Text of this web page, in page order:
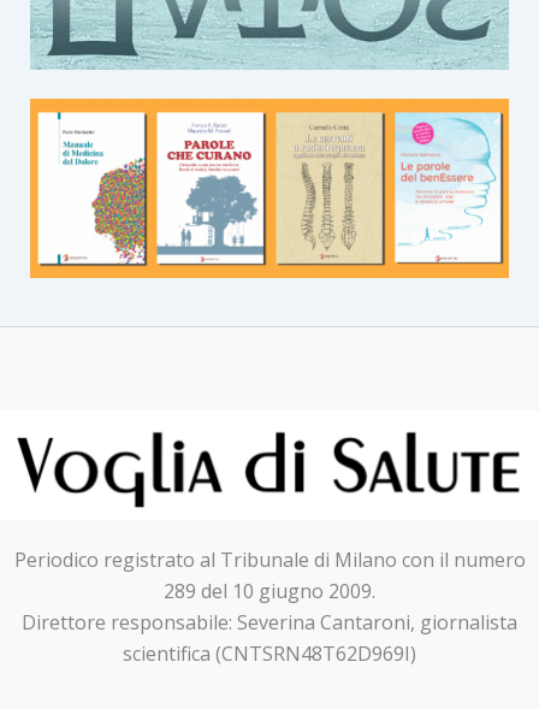
Periodico registrato al Tribunale di Milano con il numero
289 del 10 giugno 2009.
Direttore responsabile: Severina Cantaroni, giornalista
scientifica (CNTSRN48T62D969I)